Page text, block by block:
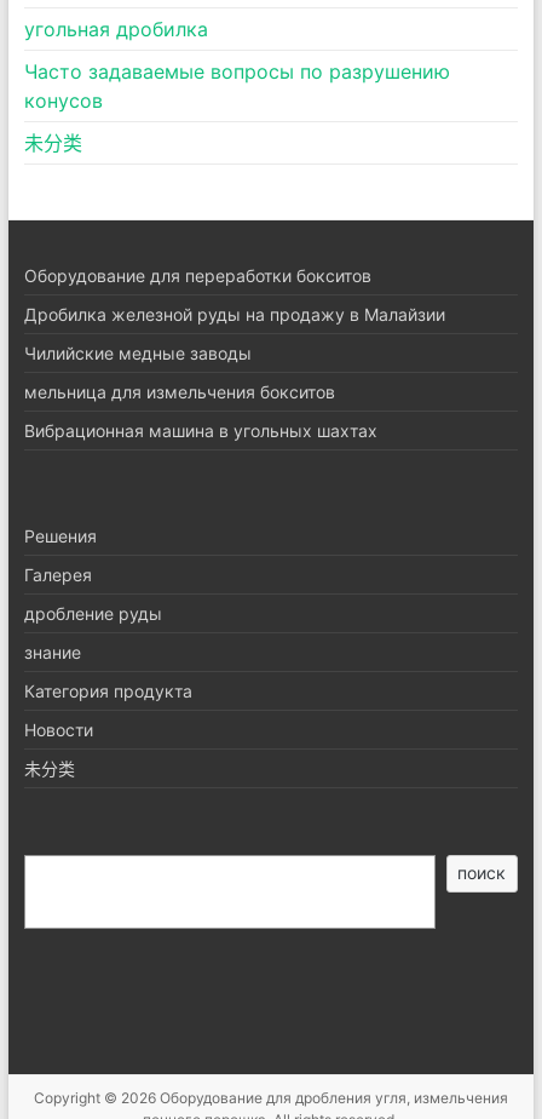
угольная дробилка
Часто задаваемые вопросы по разрушению
конусов
未分类
Оборудование для переработки бокситов
Дробилка железной руды на продажу в Малайзии
Чилийские медные заводы
мельница для измельчения бокситов
Вибрационная машина в угольных шахтах
Pешения
Галерея
дробление руды
знание
Категория продукта
Новости
未分类
поиск
Copyright © 2026 Оборудование для дробления угля, измельчения